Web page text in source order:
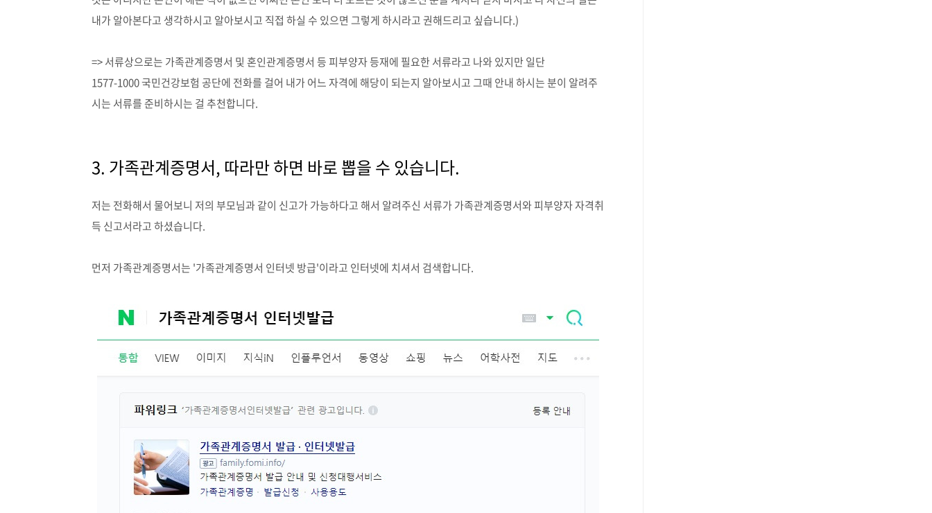
내가 알아본다고 생각하시고 알아보시고 직접 하실 수 있으면 그렇게 하시라고 권해드리고 싶습니다.)
=> 서류상으로는 가족관계증명서 및 혼인관계증명서 등 피부양자 등재에 필요한 서류라고 나와 있지만 일단
1577-1000 국민건강보험 공단에 전화를 걸어 내가 어느 자격에 해당이 되는지 알아보시고 그때 안내 하시는 분이 알려주
시는 서류를 준비하시는 걸 추천합니다.
3. 가족관계증명서, 따라만 하면 바로 뽑을 수 있습니다.
저는 전화해서 물어보니 저의 부모님과 같이 신고가 가능하다고 해서 알려주신 서류가 가족관계증명서와 피부양자 자격취
득 신고서라고 하셨습니다.
먼저 가족관계증명서는 '가족관계증명서 인터넷 방급'이라고 인터넷에 치셔서 검색합니다.